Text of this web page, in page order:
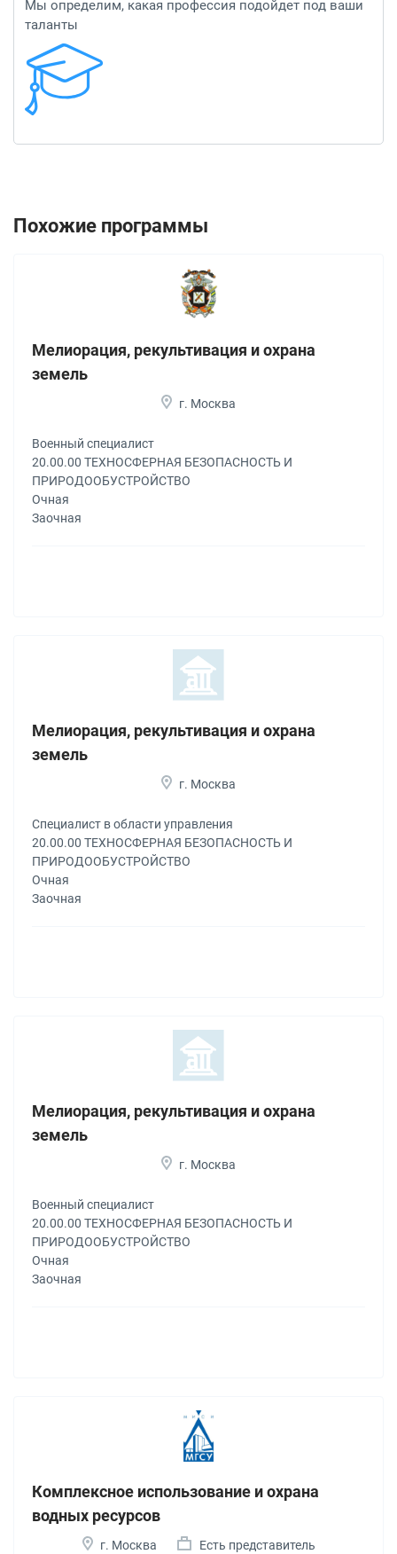
Мы определим, какая профессия подойдет под ваши
таланты
Похожие программы
Мелиорация, рекультивация и охрана
земель
г. Москва
Военный специалист
20.00.00 ТЕХНОСФЕРНАЯ БЕЗОПАСНОСТЬ И
ПРИРОДООБУСТРОЙСТВО
Очная
Заочная
Мелиорация, рекультивация и охрана
земель
г. Москва
Специалист в области управления
20.00.00 ТЕХНОСФЕРНАЯ БЕЗОПАСНОСТЬ И
ПРИРОДООБУСТРОЙСТВО
Очная
Заочная
Мелиорация, рекультивация и охрана
земель
г. Москва
Военный специалист
20.00.00 ТЕХНОСФЕРНАЯ БЕЗОПАСНОСТЬ И
ПРИРОДООБУСТРОЙСТВО
Очная
Заочная
Комплексное использование и охрана
водных ресурсов
г. Москва Есть представитель